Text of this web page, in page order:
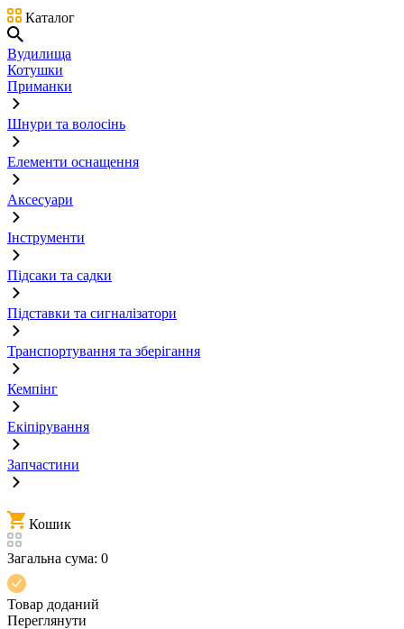
Каталог
Вудилища
Котушки
Приманки
Шнури та волосінь
Елементи оснащення
Аксесуари
Інструменти
Підсаки та садки
Підставки та сигналізатори
Транспортування та зберігання
Кемпінг
Екіпірування
Запчастини
Кошик
Загальна сума: 0
Товар доданий
Переглянути